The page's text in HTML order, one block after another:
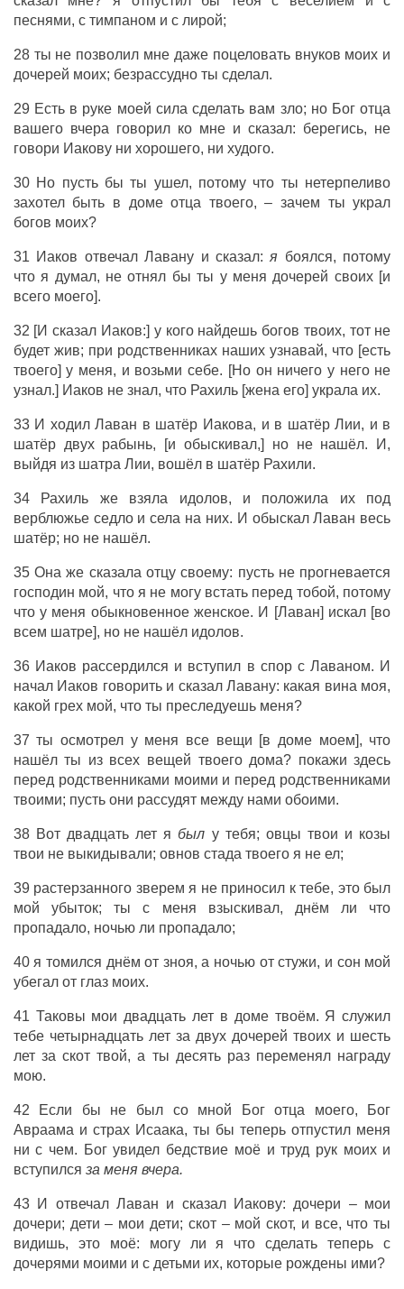
песнями, с тимпаном и с лирой;
28 ты не позволил мне даже поцеловать внуков моих и
дочерей моих; безрассудно ты сделал.
29 Есть в руке моей сила сделать вам зло; но Бог отца
вашего вчера говорил ко мне и сказал: берегись, не
говори Иакову ни хорошего, ни худого.
30 Но пусть бы ты ушел, потому что ты нетерпеливо
захотел быть в доме отца твоего, – зачем ты украл
богов моих?
31 Иаков отвечал Лавану и сказал:я боялся, потому
что я думал, не отнял бы ты у меня дочерей своих [и
всего моего].
32 [И сказал Иаков:] у кого найдешь богов твоих, тот не
будет жив; при родственниках наших узнавай, что [есть
твоего] у меня, и возьми себе. [Но он ничего у него не
узнал.] Иаков не знал, что Рахиль [жена его] украла их.
33 И ходил Лаван в шатёр Иакова, и в шатёр Лии, и в
шатёр двух рабынь, [и обыскивал,] но не нашёл. И,
выйдя из шатра Лии, вошёл в шатёр Рахили.
34 Рахиль же взяла идолов, и положила их под
верблюжье седло и села на них. И обыскал Лаван весь
шатёр; но не нашёл.
35 Она же сказала отцу своему: пусть не прогневается
господин мой, что я не могу встать перед тобой, потому
что у меня обыкновенное женское. И [Лаван] искал [во
всем шатре], но не нашёл идолов.
36 Иаков рассердился и вступил в спор с Лаваном. И
начал Иаков говорить и сказал Лавану: какая вина моя,
какой грех мой, что ты преследуешь меня?
37 ты осмотрел у меня все вещи [в доме моем], что
нашёл ты из всех вещей твоего дома? покажи здесь
перед родственниками моими и перед родственниками
твоими; пусть они рассудят между нами обоими.
38 Вот двадцать лет ябыл у тебя; овцы твои и козы
твои не выкидывали; овнов стада твоего я не ел;
39 растерзанного зверем я не приносил к тебе, это был
мой убыток; ты с меня взыскивал, днём ли что
пропадало, ночью ли пропадало;
40 я томился днём от зноя, а ночью от стужи, и сон мой
убегал от глаз моих.
41 Таковы мои двадцать лет в доме твоём. Я служил
тебе четырнадцать лет за двух дочерей твоих и шесть
лет за скот твой, а ты десять раз переменял награду
мою.
42 Если бы не был со мной Бог отца моего, Бог
Авраама и страх Исаака, ты бы теперь отпустил меня
ни с чем. Бог увидел бедствие моё и труд рук моих и
вступился за меня вчера.
43 И отвечал Лаван и сказал Иакову: дочери – мои
дочери; дети – мои дети; скот – мой скот, и все, что ты
видишь, это моё: могу ли я что сделать теперь с
дочерями моими и с детьми их, которые рождены ими?